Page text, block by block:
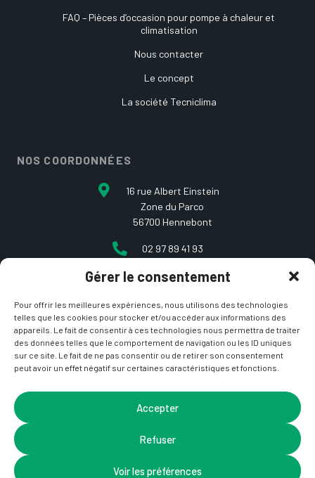
Gérer le consentement
Pour offrir les meilleures expériences, nous utilisons des technologies
telles que les cookies pour stocker et/ou accéder aux informations des
appareils. Le fait de consentir à ces technologies nous permettra de traiter
des données telles que le comportement de navigation ou les ID uniques
sur ce site. Le fait de ne pas consentir ou de retirer son consentement
peut avoir un effet négatif sur certaines caractéristiques et fonctions.
Accepter
Refuser
Voir les préférences
FAQ – Pièces d’occasion pour pompe à chaleur et
climatisation
Nous contacter
Le concept
La société Tecniclima
NOS COORDONNÉES
16 rue Albert Einstein
Zone du Parco
56700 Hennebont
02 97 89 41 93
contact@etcarepart.com
CGV– Site développé parLa Coquille Web– Design par
Nicotam